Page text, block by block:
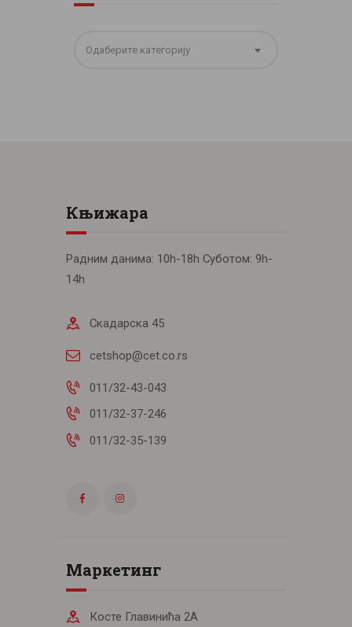
Одаберите категорију
Књижара
Радним данима: 10h-18h Суботом: 9h-
14h
Скадарска 45
cetshop@cet.co.rs
011/32-43-043
011/32-37-246
011/32-35-139
Маркетинг
Косте Главинића 2А